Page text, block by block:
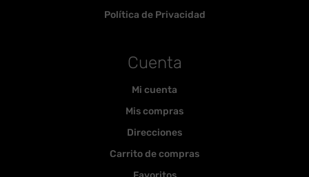
Política de Privacidad
Cuenta
Mi cuenta
Mis compras
Direcciones
Carrito de compras